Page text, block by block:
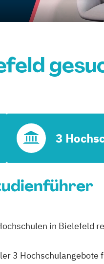
3
in Bielefeld
3 Hochschulangebote